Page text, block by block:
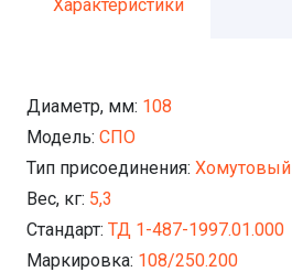
Характеристики
Диаметр, мм: 108
Модель: СПО
Тип присоединения: Хомутовый
Вес, кг: 5,3
Стандарт: ТД 1-487-1997.01.000
Маркировка: 108/250.200